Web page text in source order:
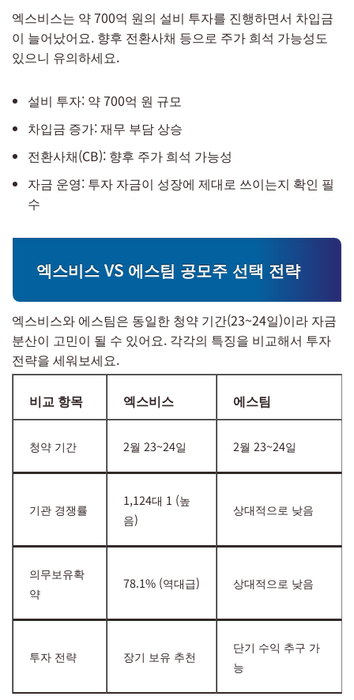
엑스비스는 약 700억 원의 설비 투자를 진행하면서 차입금
이 늘어났어요. 향후 전환사채 등으로 주가 희석 가능성도
있으니 유의하세요.
설비 투자: 약 700억 원 규모
차입금 증가: 재무 부담 상승
전환사채(CB): 향후 주가 희석 가능성
자금 운영: 투자 자금이 성장에 제대로 쓰이는지 확인 필
수
엑스비스 VS 에스팀 공모주 선택 전략
엑스비스와 에스팀은 동일한 청약 기간(23~24일)이라 자금
분산이 고민이 될 수 있어요. 각각의 특징을 비교해서 투자
전략을 세워보세요.
비교 항목 엑스비스 에스팀
청약 기간 2월 23~24일 2월 23~24일
기관 경쟁률
1,124대 1 (높
음)
상대적으로 낮음
의무보유확
약
78.1% (역대급) 상대적으로 낮음
투자 전략 장기 보유 추천
단기 수익 추구 가
능